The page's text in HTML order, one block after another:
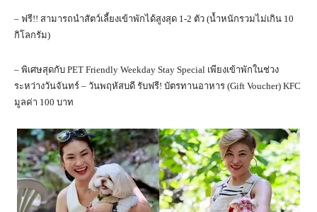
– ฟรี!! สามารถนำสัตว์เลี้ยงเข้าพักได้สูงสุด 1-2 ตัว (น้ำหนักรวมไม่เกิน 10
กิโลกรัม)
– พิเศษสุดกับ PET Friendly Weekday Stay Special เพียงเข้าพักในช่วง
ระหว่างวันจันทร์ – วันพฤหัสบดี รับฟรี! บัตรทานอาหาร (Gift Voucher) KFC
มูลค่า 100 บาท